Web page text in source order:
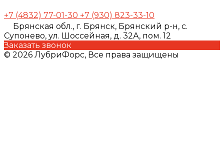
+7 (4832) 77-01-30 +7 (930) 823-33-10
Брянская обл., г. Брянск, Брянский р-н, с.
Супонево, ул. Шоссейная, д. 32А, пом. 12
Заказать звонок
© 2026 ЛубриФорс, Все права защищены